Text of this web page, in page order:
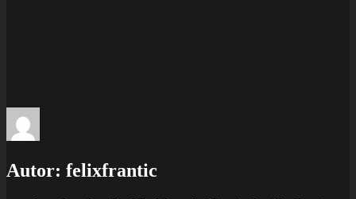
Autor: felixfrantic